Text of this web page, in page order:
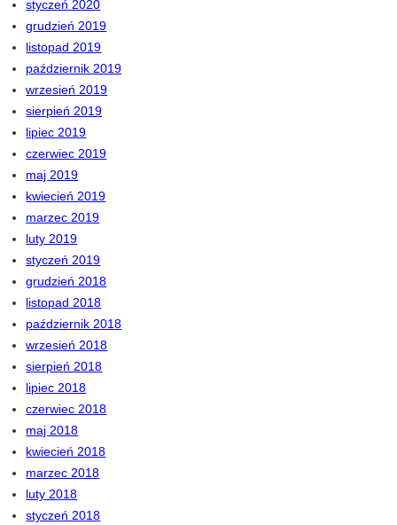
styczeń 2020
grudzień 2019
listopad 2019
październik 2019
wrzesień 2019
sierpień 2019
lipiec 2019
czerwiec 2019
maj 2019
kwiecień 2019
marzec 2019
luty 2019
styczeń 2019
grudzień 2018
listopad 2018
październik 2018
wrzesień 2018
sierpień 2018
lipiec 2018
czerwiec 2018
maj 2018
kwiecień 2018
marzec 2018
luty 2018
styczeń 2018